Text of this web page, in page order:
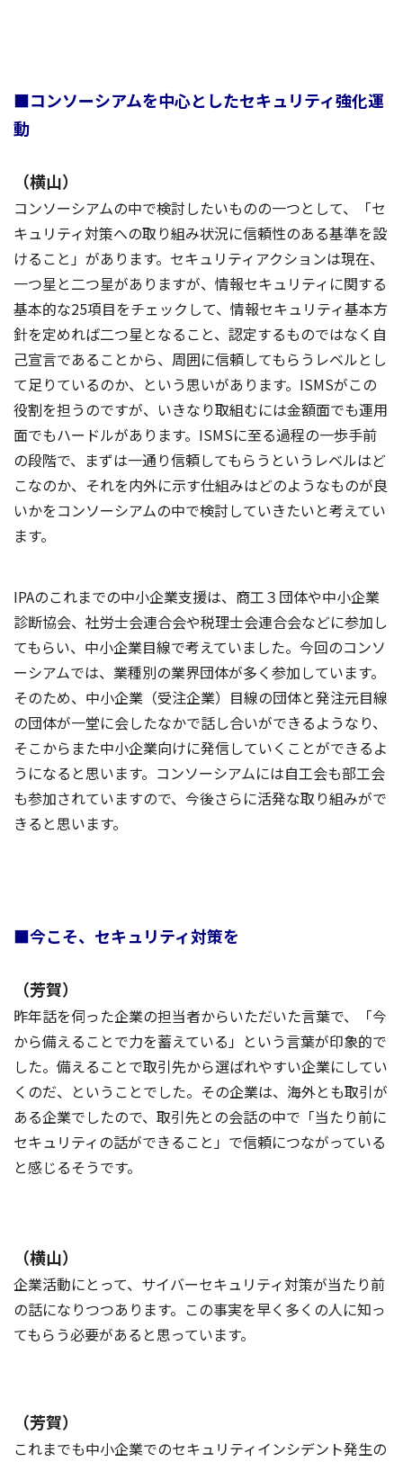
■コンソーシアムを中心としたセキュリティ強化運
動
（横山）
コンソーシアムの中で検討したいものの一つとして、「セ
キュリティ対策への取り組み状況に信頼性のある基準を設
けること」があります。セキュリティアクションは現在、
一つ星と二つ星がありますが、情報セキュリティに関する
基本的な25項目をチェックして、情報セキュリティ基本方
針を定めれば二つ星となること、認定するものではなく自
己宣言であることから、周囲に信頼してもらうレベルとし
て足りているのか、という思いがあります。ISMSがこの
役割を担うのですが、いきなり取組むには金額面でも運用
面でもハードルがあります。ISMSに至る過程の一歩手前
の段階で、まずは一通り信頼してもらうというレベルはど
こなのか、それを内外に示す仕組みはどのようなものが良
いかをコンソーシアムの中で検討していきたいと考えてい
ます。
IPAのこれまでの中小企業支援は、商工３団体や中小企業
診断協会、社労士会連合会や税理士会連合会などに参加し
てもらい、中小企業目線で考えていました。今回のコンソ
ーシアムでは、業種別の業界団体が多く参加しています。
そのため、中小企業（受注企業）目線の団体と発注元目線
の団体が一堂に会したなかで話し合いができるようなり、
そこからまた中小企業向けに発信していくことができるよ
うになると思います。コンソーシアムには自工会も部工会
も参加されていますので、今後さらに活発な取り組みがで
きると思います。
■今こそ、セキュリティ対策を
（芳賀）
昨年話を伺った企業の担当者からいただいた言葉で、「今
から備えることで力を蓄えている」という言葉が印象的で
した。備えることで取引先から選ばれやすい企業にしてい
くのだ、ということでした。その企業は、海外とも取引が
ある企業でしたので、取引先との会話の中で「当たり前に
セキュリティの話ができること」で信頼につながっている
と感じるそうです。
（横山）
企業活動にとって、サイバーセキュリティ対策が当たり前
の話になりつつあります。この事実を早く多くの人に知っ
てもらう必要があると思っています。
（芳賀）
これまでも中小企業でのセキュリティインシデント発生の